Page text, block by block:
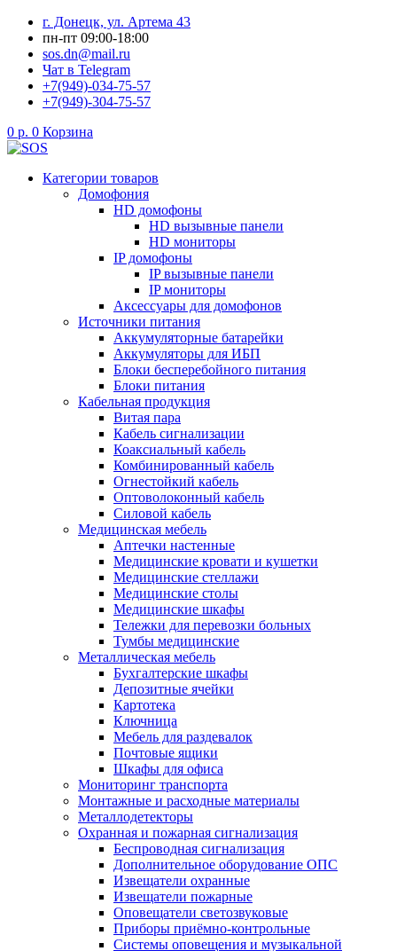
Перейти
содержимому
г. Донецк, ул. Артема 43
пн-пт 09:00-18:00
sos.dn@mail.ru
Чат в Telegram
+7(949)-034-75-57
+7(949)-304-75-57
0 р. 0 Корзина
Категории товаров
Домофония
HD домофоны
HD вызывные панели
HD мониторы
IP домофоны
IP вызывные панели
IP мониторы
Аксессуары для домофонов
Источники питания
Аккумуляторные батарейки
Аккумуляторы для ИБП
Блоки бесперебойного питания
Блоки питания
Кабельная продукция
Витая пара
Кабель сигнализации
Коаксиальный кабель
Комбинированный кабель
Огнестойкий кабель
Оптоволоконный кабель
Силовой кабель
Медицинская мебель
Аптечки настенные
Медицинские кровати и кушетки
Медицинские стеллажи
Медицинские столы
Медицинские шкафы
Тележки для перевозки больных
Тумбы медицинские
Металлическая мебель
Бухгалтерские шкафы
Депозитные ячейки
Картотека
Ключница
Мебель для раздевалок
Почтовые ящики
Шкафы для офиса
Мониторинг транспорта
Монтажные и расходные материалы
Металлодетекторы
Охранная и пожарная сигнализация
Беспроводная сигнализация
Дополнительное оборудование ОПС
Извещатели охранные
Извещатели пожарные
Оповещатели светозвуковые
Приборы приёмно-контрольные
Системы оповещения и музыкальной